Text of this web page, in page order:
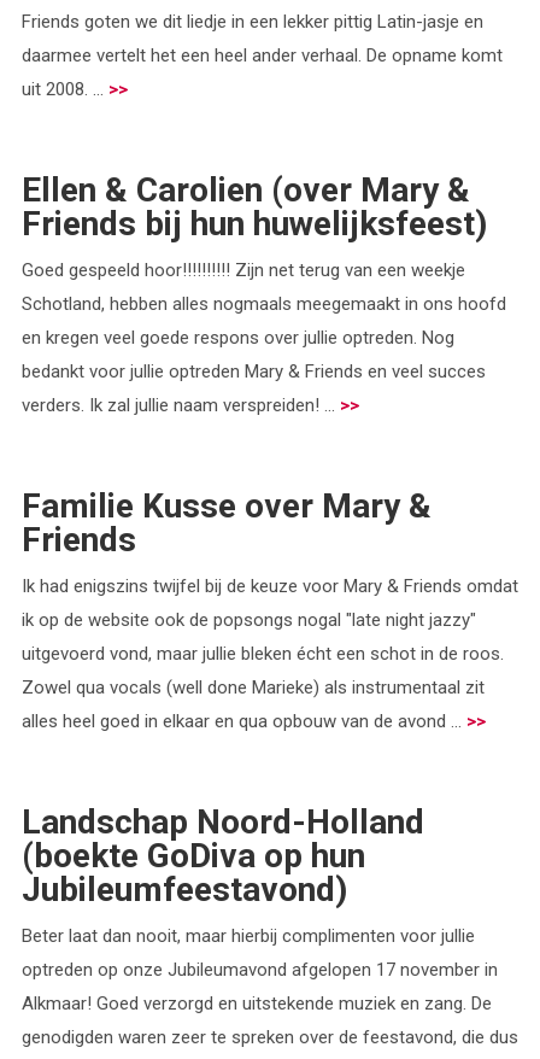
Friends goten we dit liedje in een lekker pittig Latin-jasje en
daarmee vertelt het een heel ander verhaal. De opname komt
uit 2008. ... >>
Ellen & Carolien (over Mary &
Friends bij hun huwelijksfeest)
Goed gespeeld hoor!!!!!!!!!! Zijn net terug van een weekje
Schotland, hebben alles nogmaals meegemaakt in ons hoofd
en kregen veel goede respons over jullie optreden. Nog
bedankt voor jullie optreden Mary & Friends en veel succes
verders. Ik zal jullie naam verspreiden! ... >>
Familie Kusse over Mary &
Friends
Ik had enigszins twijfel bij de keuze voor Mary & Friends omdat
ik op de website ook de popsongs nogal "late night jazzy"
uitgevoerd vond, maar jullie bleken écht een schot in de roos.
Zowel qua vocals (well done Marieke) als instrumentaal zit
alles heel goed in elkaar en qua opbouw van de avond ... >>
Landschap Noord-Holland
(boekte GoDiva op hun
Jubileumfeestavond)
Beter laat dan nooit, maar hierbij complimenten voor jullie
optreden op onze Jubileumavond afgelopen 17 november in
Alkmaar! Goed verzorgd en uitstekende muziek en zang. De
genodigden waren zeer te spreken over de feestavond, die dus